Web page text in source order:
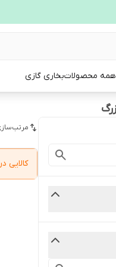
همه محصولاتبخاری گازی